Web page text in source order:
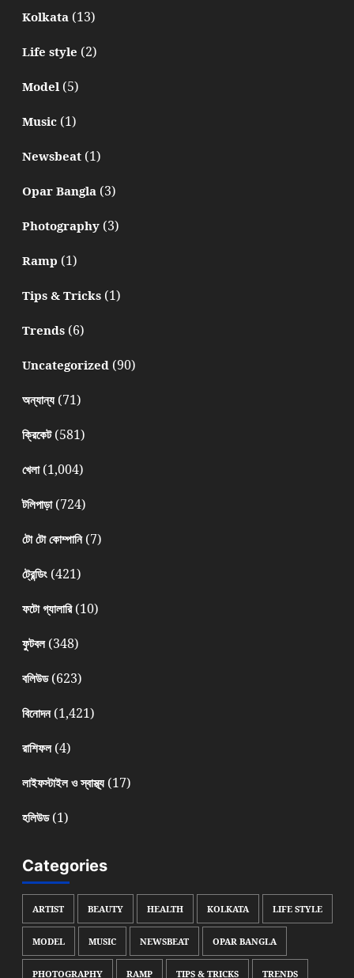
Kolkata(13)
Life style (2)
Model(5)
Music(1)
Newsbeat(1)
Opar Bangla(3)
Photography(3)
Ramp (1)
Tips & Tricks(1)
Trends(6)
Uncategorized(90)
অন্যান্য(71)
ক্রিকেট(581)
খেলা(1,004)
টলিপাড়া(724)
টো টো কোম্পানি(7)
ট্রেন্ডিং(421)
ফটো গ্যালারি(10)
ফুটবল(348)
বলিউড(623)
বিনোদন(1,421)
রাশিফল(4)
লাইফস্টাইল ও স্বাস্থ্য(17)
হলিউড(1)
Categories
ARTIST BEAUTY HEALTH KOLKATA LIFE STYLE
MODEL MUSIC NEWSBEAT OPAR BANGLA
PHOTOGRAPHY RAMP TIPS & TRICKS TRENDS